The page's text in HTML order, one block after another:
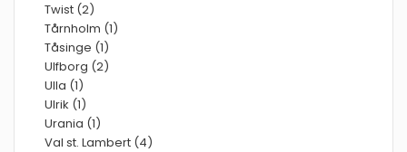
Twist (2)
Tårnholm (1)
Tåsinge (1)
Ulfborg (2)
Ulla (1)
Ulrik (1)
Urania (1)
Val st. Lambert (4)